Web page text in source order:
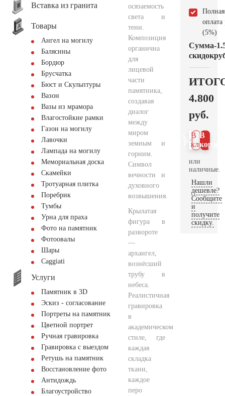
Вставка из гранита
Товары
Ангел на могилу
Балясины
Бордюр
Брусчатка
Бюст и Скульптуры
Вазон
Вазы из мрамора
Влагостойкие рамки
Газон на могилу
Лавочки
Лампада на могилу
Мемориальная доска
Скамейки
Тротуарная плитка
Поребрик
Тумбы
Урна для праха
Фото на памятник
Фотоовалы
Шары
Сaggiati
Услуги
Памятник в 3D
Эскиз - согласование
Портреты на памятник
Цветной портрет
Ручная гравировка
Гравировка с выездом
Ретушь на памятник
Восстановление фото
Антидождь
Благоустройство
осязаемость
света и
тени.
Композиция
органична
для
лицевой
части
памятника,
создавая
диалог
между
миром
земным и
горним.
Символ
вечности и
духовного
возвышения.
Крылатая
фигура в
развороте
—
архангел,
вознёсший
трубу в
небеса.
Реалистичная
гравировка
в
академическом
стиле, где
каждая
складка
ткани,
каждое
перо
Полная
оплата
(5%)
Сумма
скидок
-
4.800
руб.
В
В 1
клик
или
наличные.
Нашли
дешевле?
Сообщите
и
получите
скидку.